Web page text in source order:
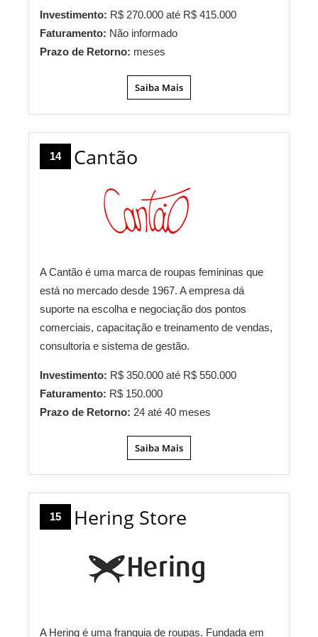
Investimento: R$ 270.000 até R$ 415.000
Faturamento: Não informado
Prazo de Retorno: meses
Saiba Mais
14 Cantão
A Cantão é uma marca de roupas femininas que
está no mercado desde 1967. A empresa dá
suporte na escolha e negociação dos pontos
comerciais, capacitação e treinamento de vendas,
consultoria e sistema de gestão.
Investimento: R$ 350.000 até R$ 550.000
Faturamento: R$ 150.000
Prazo de Retorno: 24 até 40 meses
Saiba Mais
15 Hering Store
A Hering é uma franquia de roupas. Fundada em